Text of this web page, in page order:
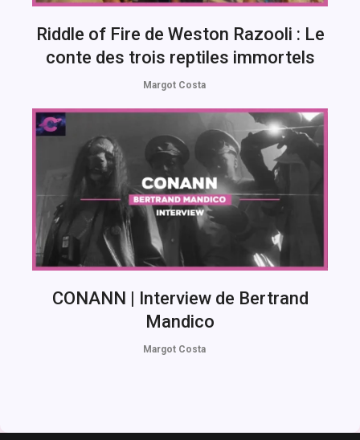
Riddle of Fire de Weston Razooli : Le
conte des trois reptiles immortels
Margot Costa
CONANN | Interview de Bertrand
Mandico
Margot Costa